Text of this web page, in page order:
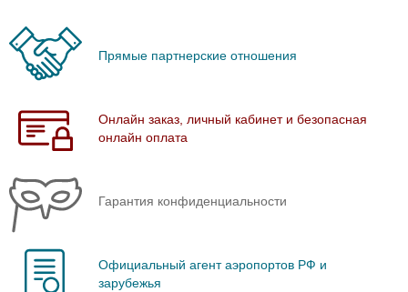
Прямые партнерские отношения
Онлайн заказ, личный кабинет и безопасная
онлайн оплата
Гарантия конфиденциальности
Официальный агент аэропортов РФ и
зарубежья